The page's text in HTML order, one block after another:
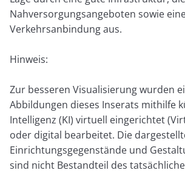
Nahversorgungsangeboten sowie
Verkehrsanbindung aus.
Hinweis:
Zur besseren Visualisierung wurden
Abbildungen dieses Inserats mithilfe
Intelligenz (KI) virtuell eingerichtet
oder digital bearbeitet. Die
Einrichtungsgegenstände und
sind nicht Bestandteil des